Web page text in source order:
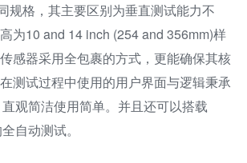
规格，其主要区别为垂直测试能力不
为10 and 14 inch (254 and 356mm)样
感器采用全包裹的方式，更能确保其核
测试过程中使用的用户界面与逻辑秉承
观简洁使用简单。并且还可以搭载
自动测试。